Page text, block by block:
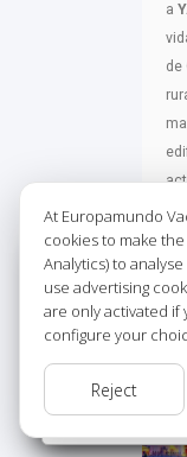
a
de
Wellcome
Bienvenido a
At Europamundo
cookies to make
Analytics) to
use advertising
are only activated if
configure your
Reject